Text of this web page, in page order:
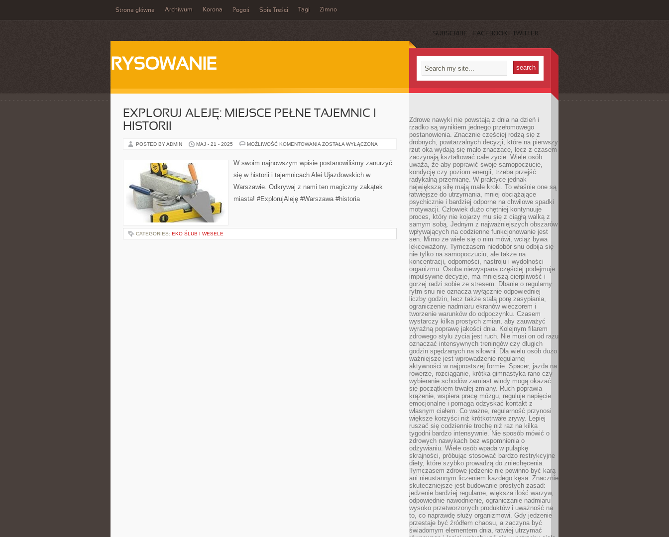
Strona główna Archiwum Korona Pogoń Spis Treści Tagi Zimno
SUBSCRIBE FACEBOOK TWITTER
RYSOWANIE
EXPLORUJ ALEJĘ: MIEJSCE PEŁNE TAJEMNIC I
HISTORII
POSTED BY ADMIN MAJ - 21 - 2025 MOŻLIWOŚĆ KOMENTOWANIA EXPLORUJ
PEŁNE
TAJEMNIC
HISTORII
ZOSTAŁA WYŁĄCZONA
W swoim najnowszym wpisie postanowiliśmy zanurzyć
się w historii i tajemnicach Alei Ujazdowskich w
Warszawie. Odkrywaj z nami ten magiczny zakątek
miasta! #ExplorujAleję #Warszawa #historia
CATEGORIES: EKO ŚLUB I WESELE
Zdrowe nawyki nie powstają z dnia na dzień i
rzadko są wynikiem jednego przełomowego
postanowienia. Znacznie częściej rodzą się z
drobnych, powtarzalnych decyzji, które na pierwszy
rzut oka wydają się mało znaczące, lecz z czasem
zaczynają kształtować całe życie. Wiele osób
uważa, że aby poprawić swoje samopoczucie,
kondycję czy poziom energii, trzeba przejść
radykalną przemianę. W praktyce jednak
największą siłę mają małe kroki. To właśnie one są
łatwiejsze do utrzymania, mniej obciążające
psychicznie i bardziej odporne na chwilowe spadki
motywacji. Człowiek dużo chętniej kontynuuje
proces, który nie kojarzy mu się z ciągłą walką z
samym sobą. Jednym z najważniejszych obszarów
wpływających na codzienne funkcjonowanie jest
sen. Mimo że wiele się o nim mówi, wciąż bywa
lekceważony. Tymczasem niedobór snu odbija się
nie tylko na samopoczuciu, ale także na
koncentracji, odporności, nastroju i wydolności
organizmu. Osoba niewyspana częściej podejmuje
impulsywne decyzje, ma mniejszą cierpliwość i
gorzej radzi sobie ze stresem. Dbanie o regularny
rytm snu nie oznacza wyłącznie odpowiedniej
liczby godzin, lecz także stałą porę zasypiania,
ograniczenie nadmiaru ekranów wieczorem i
tworzenie warunków do odpoczynku. Czasem
wystarczy kilka prostych zmian, aby zauważyć
wyraźną poprawę jakości dnia. Kolejnym filarem
zdrowego stylu życia jest ruch. Nie musi on od razu
oznaczać intensywnych treningów czy długich
godzin spędzanych na siłowni. Dla wielu osób dużo
ważniejsze jest wprowadzenie regularnej
aktywności w najprostszej formie. Spacer, jazda na
rowerze, rozciąganie, krótka gimnastyka rano czy
wybieranie schodów zamiast windy mogą okazać
się początkiem trwałej zmiany. Ruch poprawia
krążenie, wspiera pracę mózgu, reguluje napięcie
emocjonalne i pomaga odzyskać kontakt z
własnym ciałem. Co ważne, regularność przynosi
większe korzyści niż krótkotrwałe zrywy. Lepiej
ruszać się codziennie trochę niż raz na kilka
tygodni bardzo intensywnie. Nie sposób mówić o
zdrowych nawykach bez wspomnienia o
odżywianiu. Wiele osób wpada w pułapkę
skrajności, próbując stosować bardzo restrykcyjne
diety, które szybko prowadzą do zniechęcenia.
Tymczasem zdrowe jedzenie nie powinno być karą
ani nieustannym liczeniem każdego kęsa. Znacznie
skuteczniejsze jest budowanie prostych zasad:
jedzenie bardziej regularne, większa ilość warzyw,
odpowiednie nawodnienie, ograniczanie nadmiaru
wysoko przetworzonych produktów i uważność na
to, co naprawdę służy organizmowi. Gdy jedzenie
przestaje być źródłem chaosu, a zaczyna być
świadomym elementem dnia, łatwiej utrzymać